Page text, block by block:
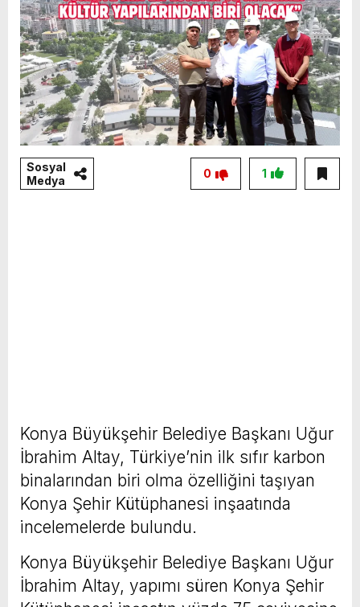
Sosyal
Medya
1
0
Konya Büyükşehir Belediye Başkanı Uğur
İbrahim Altay, Türkiye’nin ilk sıfır karbon
binalarından biri olma özelliğini taşıyan
Konya Şehir Kütüphanesi inşaatında
incelemelerde bulundu.
Konya Büyükşehir Belediye Başkanı Uğur
İbrahim Altay, yapımı süren Konya Şehir